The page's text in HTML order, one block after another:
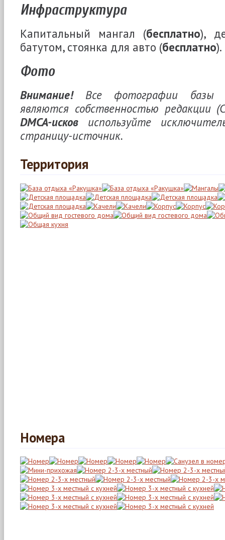
Инфраструктура
Капитальный мангал (бесплатно),
батутом, стоянка для авто (бесплатно).
Фото
Внимание!Все фотографии базы
являются собственностью редакции
DMCA-исков используйте
страницу-источник.
Территория
Номера